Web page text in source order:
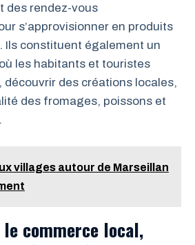
des rendez-vous
s’approvisionner en produits
Ils constituent également un
les habitants et touristes
découvrir des créations locales,
des fromages, poissons et
villages autour de Marseillan
commerce local,